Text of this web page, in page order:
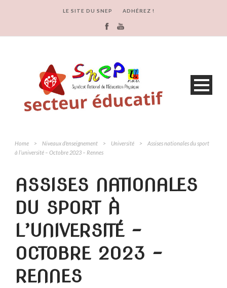
LE SITE DU SNEP ADHÉREZ !
Home > Niveaux d'enseignement > Université >
Assises nationales du sport
à l’université – Octobre 2023 – Rennes
ASSISES NATIONALES
DU SPORT À
L’UNIVERSITÉ –
OCTOBRE 2023 –
RENNES